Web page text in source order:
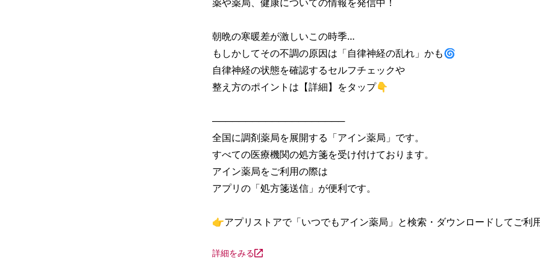
朝晩の寒暖差が激しいこの時季…
もしかしてその不調の原因は「自律神経の乱れ」かも🌀
自律神経の状態を確認するセルフチェックや
整え方のポイントは【詳細】をタップ👇
────────────────────
全国に調剤薬局を展開する「アイン薬局」です。
すべての医療機関の処方箋を受け付けております。
アイン薬局をご利用の際は
アプリの「処方箋送信」が便利です。
👉アプリストアで「いつでもアイン薬局」と検索・ダウンロードしてご利用
詳細をみる